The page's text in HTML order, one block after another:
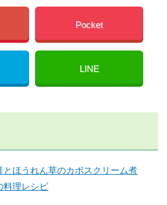
Pocket
LINE
とほうれん草のカボスクリーム煮
料理レシピ